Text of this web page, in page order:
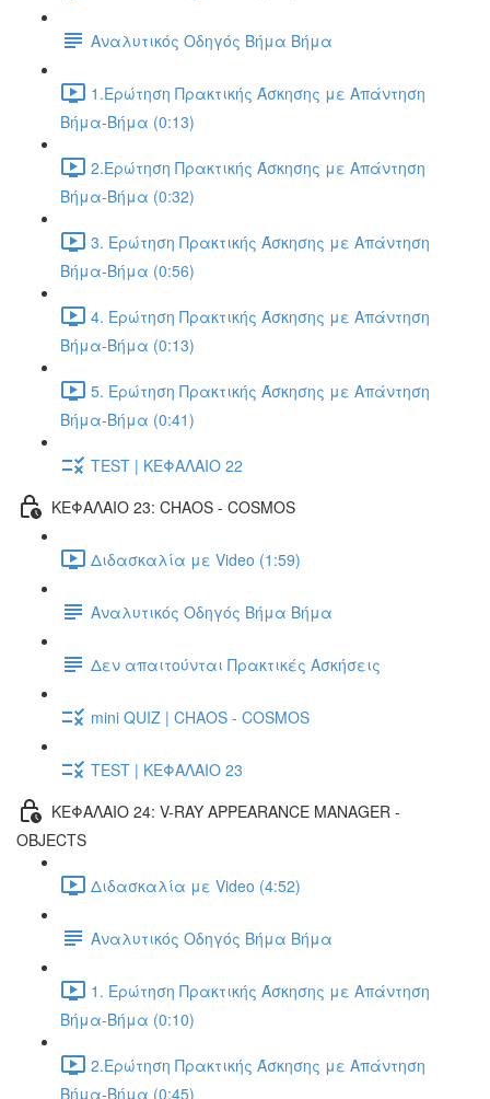
Αναλυτικός Οδηγός Βήμα Βήμα
1.Ερώτηση Πρακτικής Άσκησης με Απάντηση
Βήμα-Βήμα (0:13)
2.Ερώτηση Πρακτικής Άσκησης με Απάντηση
Βήμα-Βήμα (0:32)
3. Ερώτηση Πρακτικής Άσκησης με Απάντηση
Βήμα-Βήμα (0:56)
4. Ερώτηση Πρακτικής Άσκησης με Απάντηση
Βήμα-Βήμα (0:13)
5. Ερώτηση Πρακτικής Άσκησης με Απάντηση
Βήμα-Βήμα (0:41)
TEST | ΚΕΦΑΛΑΙΟ 22
ΚΕΦΑΛΑΙΟ 23: CHAOS - COSMOS
Διδασκαλία με Video (1:59)
Αναλυτικός Οδηγός Βήμα Βήμα
Δεν απαιτούνται Πρακτικές Ασκήσεις
mini QUIZ | CHAOS - COSMOS
TEST | ΚΕΦΑΛΑΙΟ 23
ΚΕΦΑΛΑΙΟ 24: V-RAY APPEARANCE MANAGER -
OBJECTS
Διδασκαλία με Video (4:52)
Αναλυτικός Οδηγός Βήμα Βήμα
1. Ερώτηση Πρακτικής Άσκησης με Απάντηση
Βήμα-Βήμα (0:10)
2.Ερώτηση Πρακτικής Άσκησης με Απάντηση
Βήμα-Βήμα (0:45)